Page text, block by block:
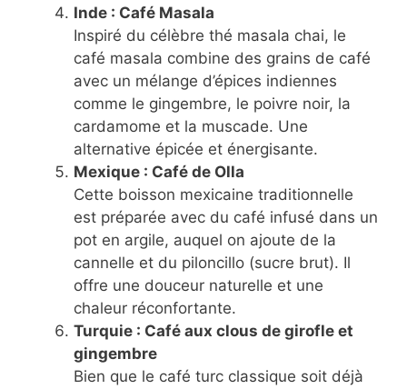
Inde : Café Masala
Inspiré du célèbre thé masala chai, le
café masala combine des grains de café
avec un mélange d’épices indiennes
comme le gingembre, le poivre noir, la
cardamome et la muscade. Une
alternative épicée et énergisante.
Mexique : Café de Olla
Cette boisson mexicaine traditionnelle
est préparée avec du café infusé dans un
pot en argile, auquel on ajoute de la
cannelle et du piloncillo (sucre brut). Il
offre une douceur naturelle et une
chaleur réconfortante.
Turquie : Café aux clous de girofle et
gingembre
Bien que le café turc classique soit déjà